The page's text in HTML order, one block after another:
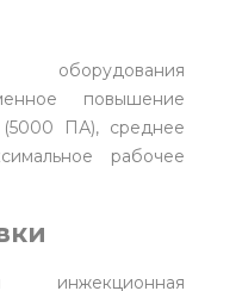
повышение
ПА), среднее
рабочее
инжекционная